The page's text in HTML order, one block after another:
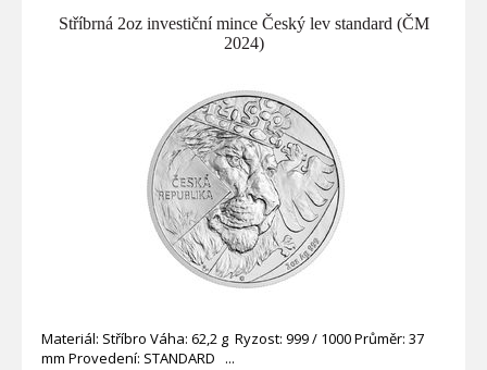
Stříbrná 2oz investiční mince Český lev standard (ČM
2024)
Materiál: Stříbro Váha: 62,2 g Ryzost: 999 / 1000 Průměr: 37
mm Provedení: STANDARD